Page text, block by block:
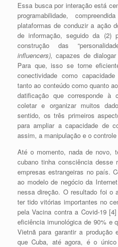
Essa busca por interação está
programabilidade,
plataformas de conduzir a ação
de informação, seguido da (2)
construção das
influencers), capazes de
Para que, isso se torne
conectividade como
tanto ao conteúdo como quanto
datificação que corresponde à
coletar e organizar muitos
sentido, os três primeiros
para ampliar a capacidade de
assim, a manipulação e o
Até o momento, nada de novo,
cubano tinha consciência
empresas estrangeiras no país.
ao modelo de negócio da
nessa direção. O resultado foi o
ter tido vitórias importantes no
pela Vacina contra a Covid-19 [4]
eficiência imunológica de 90% e
Vietnã para garantir a produção
que Cuba, até agora, é o